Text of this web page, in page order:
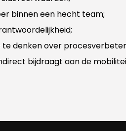
binnen een hecht team;
denken over
bijdraagt aan de